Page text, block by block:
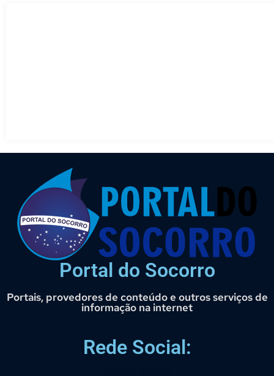
Portal do Socorro
Portais, provedores de conteúdo e outros serviços de
informação na internet
Rede Social: